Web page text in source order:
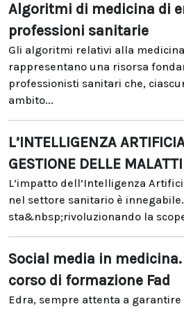
Algoritmi di medicina di
professioni sanitarie
Gli algoritmi relativi alla
rappresentano una risorsa
professionisti sanitari che,
ambito...
L’INTELLIGENZA
GESTIONE DELLE
L’impatto dell’Intelligenza
nel settore sanitario è innegabile.
sta&nbsp;rivoluzionando la
Social media in
corso di formazione Fad
Edra, sempre attenta a